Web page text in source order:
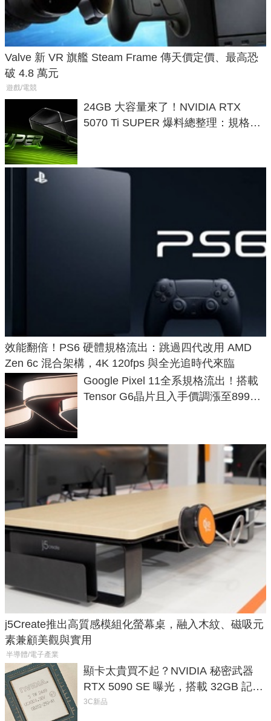
Valve 新 VR 旗艦 Steam Frame 傳天價定價、最高恐
破 4.8 萬元
遊戲/電競
24GB 大容量來了！NVIDIA RTX
5070 Ti SUPER 爆料總整理：規格、
效能翻倍！PS6 硬體規格流出：跳過四代改用 AMD
Zen 6c 混合架構，4K 120fps 與全光追時代來臨
Google Pixel 11全系規格流出！搭載
Tensor G6晶片且入手價調漲至899美
j5Create推出高質感模組化螢幕桌，融入木紋、磁吸元
素兼顧美觀與實用
半導體/電子產業
顯卡太貴買不起？NVIDIA 秘密武器
RTX 5090 SE 曝光，搭載 32GB 記憶
體
3C新品